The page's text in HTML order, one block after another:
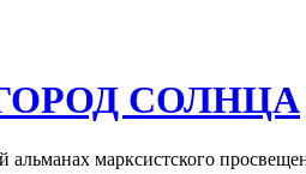
СОЛНЦА
марксистского